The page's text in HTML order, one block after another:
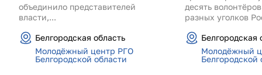
объединило представителей
власти,...
Белгородская область
Молодёжный центр РГО
Белгородской области
десять
разных уголков
Белгородская
Молодёжный
Белгородской